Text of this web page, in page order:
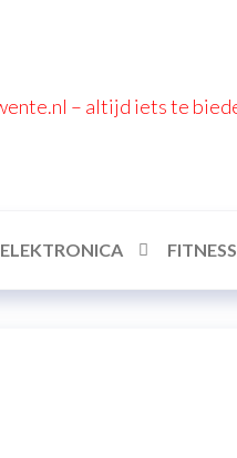
ELEKTRONICA FITNESS